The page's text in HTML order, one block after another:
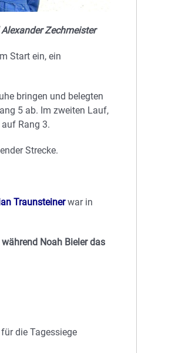
Zechmeister
Start ein, ein
bringen und belegten
5 ab. Im zweiten Lauf,
Rang 3.
Strecke.
Traunsteinerwar in
Noah Bieler das
die Tagessiege